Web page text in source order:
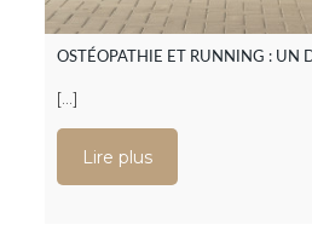
OSTÉOPATHIE ET RUNNING : UN
[…]
Lire plus